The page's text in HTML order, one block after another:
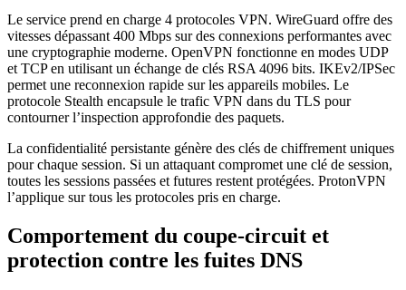
Le service prend en charge 4 protocoles VPN. WireGuard offre des
vitesses dépassant 400 Mbps sur des connexions performantes avec
une cryptographie moderne. OpenVPN fonctionne en modes UDP
et TCP en utilisant un échange de clés RSA 4096 bits. IKEv2/IPSec
permet une reconnexion rapide sur les appareils mobiles. Le
protocole Stealth encapsule le trafic VPN dans du TLS pour
contourner l’inspection approfondie des paquets.
La confidentialité persistante génère des clés de chiffrement uniques
pour chaque session. Si un attaquant compromet une clé de session,
toutes les sessions passées et futures restent protégées. ProtonVPN
l’applique sur tous les protocoles pris en charge.
Comportement du coupe-circuit et
protection contre les fuites DNS